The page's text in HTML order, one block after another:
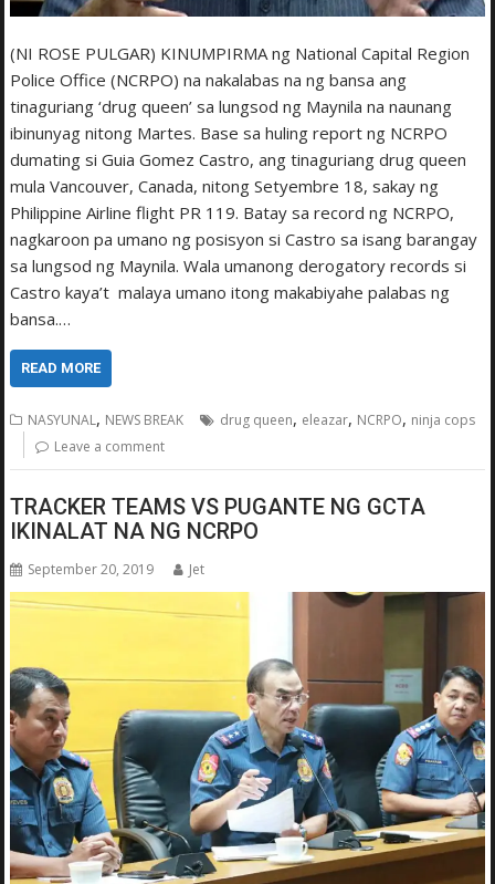
(NI ROSE PULGAR) KINUMPIRMA ng National Capital Region
Police Office (NCRPO) na nakalabas na ng bansa ang
tinaguriang ‘drug queen’ sa lungsod ng Maynila na naunang
ibinunyag nitong Martes. Base sa huling report ng NCRPO
dumating si Guia Gomez Castro, ang tinaguriang drug queen
mula Vancouver, Canada, nitong Setyembre 18, sakay ng
Philippine Airline flight PR 119. Batay sa record ng NCRPO,
nagkaroon pa umano ng posisyon si Castro sa isang barangay
sa lungsod ng Maynila. Wala umanong derogatory records si
Castro kaya’t malaya umano itong makabiyahe palabas ng
bansa.…
READ MORE
NASYUNAL, NEWS BREAK drug queen, eleazar, NCRPO, ninja cops
Leave a comment
TRACKER TEAMS VS PUGANTE NG GCTA
IKINALAT NA NG NCRPO
September 20, 2019 Jet